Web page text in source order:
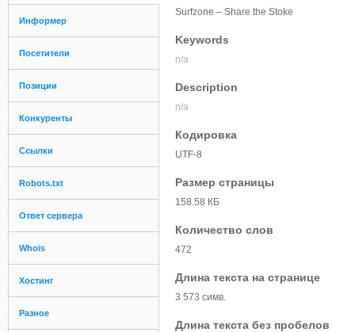
Информер
Посетители
Позиции
Конкуренты
Ссылки
Robots.txt
Ответ сервера
Whois
Хостинг
Разное
Surfzone – Share the Stoke
Keywords
n/a
Description
n/a
Кодировка
UTF-8
Размер страницы
158.58 КБ
Количество слов
472
Длина текста на странице
3 573 симв.
Длина текста без пробелов